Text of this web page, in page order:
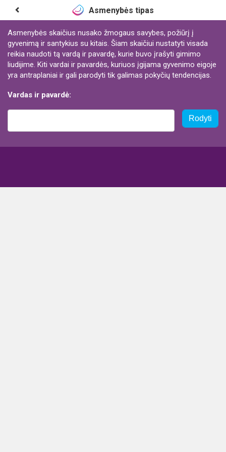
Asmenybės tipas
Asmenybės skaičius nusako žmogaus savybes, požiūrį į
gyvenimą ir santykius su kitais. Šiam skaičiui nustatyti visada
reikia naudoti tą vardą ir pavardę, kurie buvo įrašyti gimimo
liudijime. Kiti vardai ir pavardės, kuriuos įgijama gyvenimo eigoje
yra antraplaniai ir gali parodyti tik galimas pokyčių tendencijas.
Vardas ir pavardė:
Rodyti